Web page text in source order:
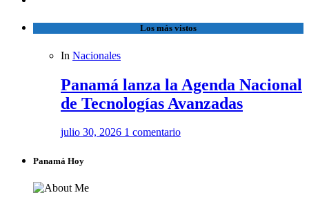
Los más vistos
In Nacionales
Panamá lanza la Agenda Nacional
de Tecnologías Avanzadas
julio 30, 2026 1 comentario
Panamá Hoy